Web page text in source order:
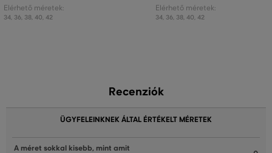
Elérhető méretek:
34, 36, 38, 40, 42
Elérhető méretek:
34, 36, 38, 40, 42
Recenziók
ÜGYFELEINKNEK ÁLTAL ÉRTÉKELT MÉRETEK
A méret sokkal kisebb, mint amit